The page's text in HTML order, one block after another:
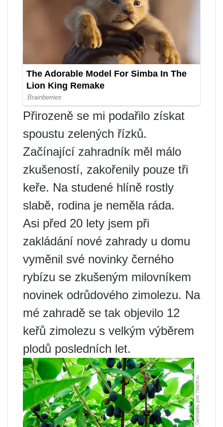
Přirozeně se mi podařilo získat
spoustu zelených řízků.
Začínající zahradník měl málo
zkušeností, zakořenily pouze tři
keře. Na studené hlíně rostly
slabě, rodina je neměla ráda.
Asi před 20 lety jsem při
zakládání nové zahrady u domu
vyměnil své novinky černého
rybízu se zkušeným milovníkem
novinek odrůdového zimolezu. Na
mé zahradě se tak objevilo 12
keřů zimolezu s velkým výběrem
plodů posledních let.